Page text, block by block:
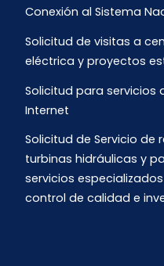
Conexión al Sistema
Solicitud de visitas a
eléctrica y proyectos
Solicitud para
Internet
Solicitud de Servicio de
turbinas hidráulicas y
servicios
control de calidad e